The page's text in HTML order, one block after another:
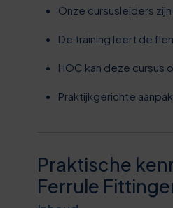
Onze cursusleiders
De training leert de
HOC kan deze cursus
Praktijkgerichte
Praktische
Ferrule
0
3
8
9
0
0
1
4
0
5
0
5